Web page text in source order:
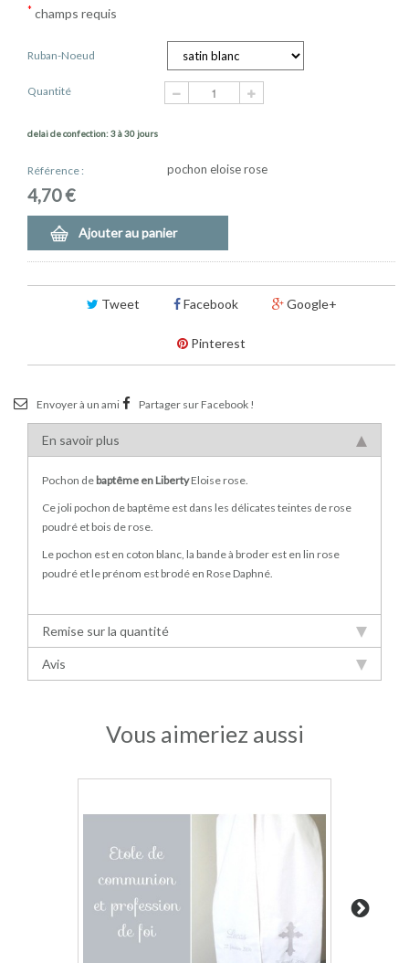
* champs requis
Ruban-Noeud
Quantité
delai de confection: 3 à 30 jours
Référence : pochon eloise rose
4,70 €
Ajouter au panier
Tweet Facebook Google+
Pinterest
Envoyer à un ami Partager sur Facebook !
En savoir plus
Pochon de baptême en LibertyEloise rose.
Ce joli pochon de baptême est dans les délicates teintes de rose
poudré et bois de rose.
Le pochon est en coton blanc, la bande à broder est en lin rose
poudré et le prénom est brodé en Rose Daphné.
Remise sur la quantité
Avis
Vous aimeriez aussi